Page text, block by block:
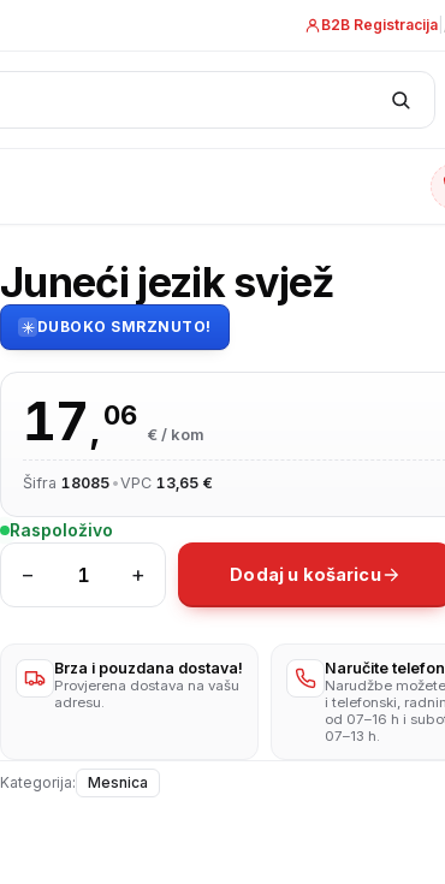
B2B Registracija
Juneći jezik svjež
DUBOKO SMRZNUTO!
17,06
€ / kom
Šifra 18085 •VPC 13,65 €
Raspoloživo
−
Juneći
jezik
količina
+ Dodaj u košaricu
Brza i pouzdana dostava!
Provjerena dostava na vašu
adresu.
Naručite
Narudžbe
i telefonski,
od 07–16 h i
07–13 h.
Kategorija: Mesnica